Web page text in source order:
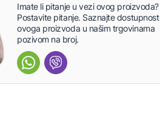
Imate li pitanje u vezi ovog proizvoda?
Postavite pitanje. Saznajte dostupnost
ovoga proizvoda u našim trgovinama
pozivom na broj.